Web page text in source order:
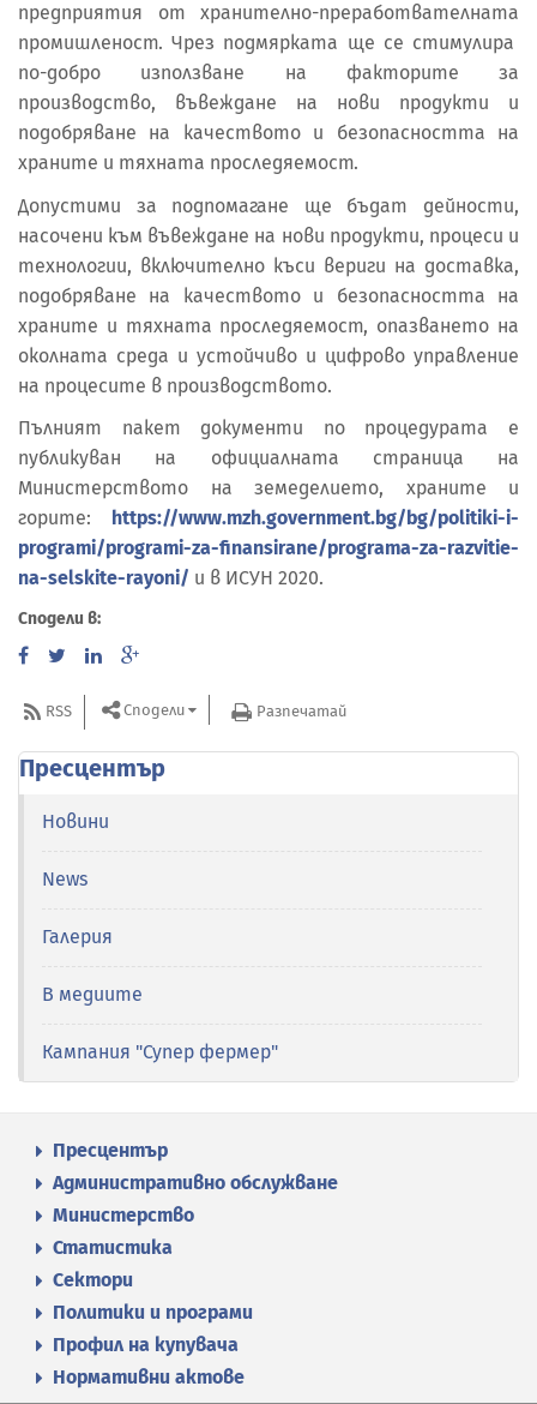
предприятия от хранително-преработвателната
промишленост. Чрез подмярката ще се стимулира
по-добро използване на факторите за
производство, въвеждане на нови продукти и
подобряване на качеството и безопасността на
храните и тяхната проследяемост.
Допустими за подпомагане ще бъдат дейности,
насочени към въвеждане на нови продукти, процеси и
технологии, включително къси вериги на доставка,
подобряване на качеството и безопасността на
храните и тяхната проследяемост, опазването на
околната среда и устойчиво и цифрово управление
на процесите в производството.
Пълният пакет документи по процедурата е
публикуван на официалната страница на
Министерството на земеделието, храните и
горите: https://www.mzh.government.bg/bg/politiki-i-
programi/programi-za-finansirane/programa-za-razvitie-
na-selskite-rayoni/ и в ИСУН 2020.
Сподели в:
RSS Сподели Разпечатай
Пресцентър
Новини
News
Галерия
В медиите
Кампания "Супер фермер"
Пресцентър
Административно обслужване
Министерство
Статистика
Сектори
Политики и програми
Профил на купувача
Нормативни актове